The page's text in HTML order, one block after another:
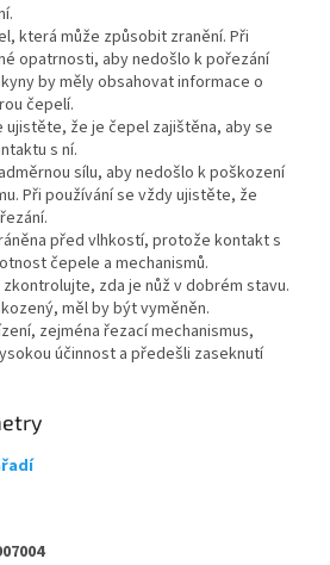
která může způsobit zranění. Při
opatrnosti, aby nedošlo k pořezání
by měly obsahovat informace o
čepelí.
ujistěte, že je čepel zajištěna, aby se
s ní.
sílu, aby nedošlo k poškození
Při používání se vždy ujistěte, že
před vlhkostí, protože kontakt s
čepele a mechanismů.
zda je nůž v dobrém stavu.
měl by být vyměněn.
zejména řezací mechanismus,
účinnost a předešli zaseknutí